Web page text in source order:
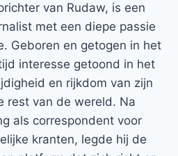
van Rudaw, is een
met een diepe passie
Geboren en getogen in het
interesse getoond in het
en rijkdom van zijn
rest van de wereld. Na
als correspondent voor
kranten, legde hij de